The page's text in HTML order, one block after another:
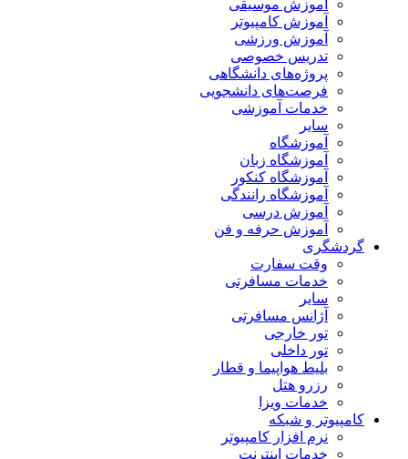
آموزش موسیقی
آموزش کامپیوتر
آموزش ورزشی
تدریس خصوصی
پروژه‌های دانشگاهی
فرصت‌های دانشجویی
خدمات آموزشی
سایر
آموزشگاه
آموزشگاه زبان
آموزشگاه کنکور
آموزشگاه رانندگی
آموزش درسی
آموزش حرفه و فن
گردشگری
وقت سفارت
خدمات مسافرتی
سایر
آژانس مسافرتی
تور خارجی
تور داخلی
بلیط هواپیما و قطار
رزرو هتل
خدمات ویزا
کامپیوتر و شبکه
نرم افزار کامپیوتر
خدمات اینترنت